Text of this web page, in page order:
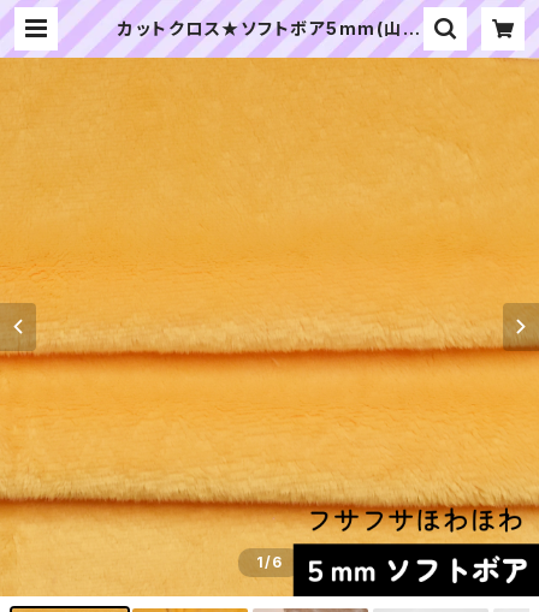
カットクロス★ソフトボア5mm(山吹
色)LB026 ボア生地 50cm × 45c
m | ぬいぐるみの生地やさん｜「ぬ
い」の布地・材料の通販専門店
1/6